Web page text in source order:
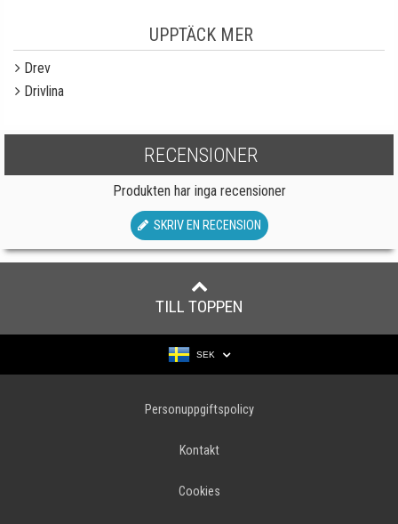
UPPTÄCK MER
Drev
Drivlina
RECENSIONER
Produkten har inga recensioner
SKRIV EN RECENSION
TILL TOPPEN
SEK
Personuppgiftspolicy
Kontakt
Cookies